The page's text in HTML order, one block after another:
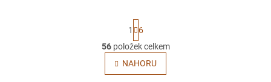
O
v
l
t
r
á
n
k
1
6
56položek celkem
NAHORU